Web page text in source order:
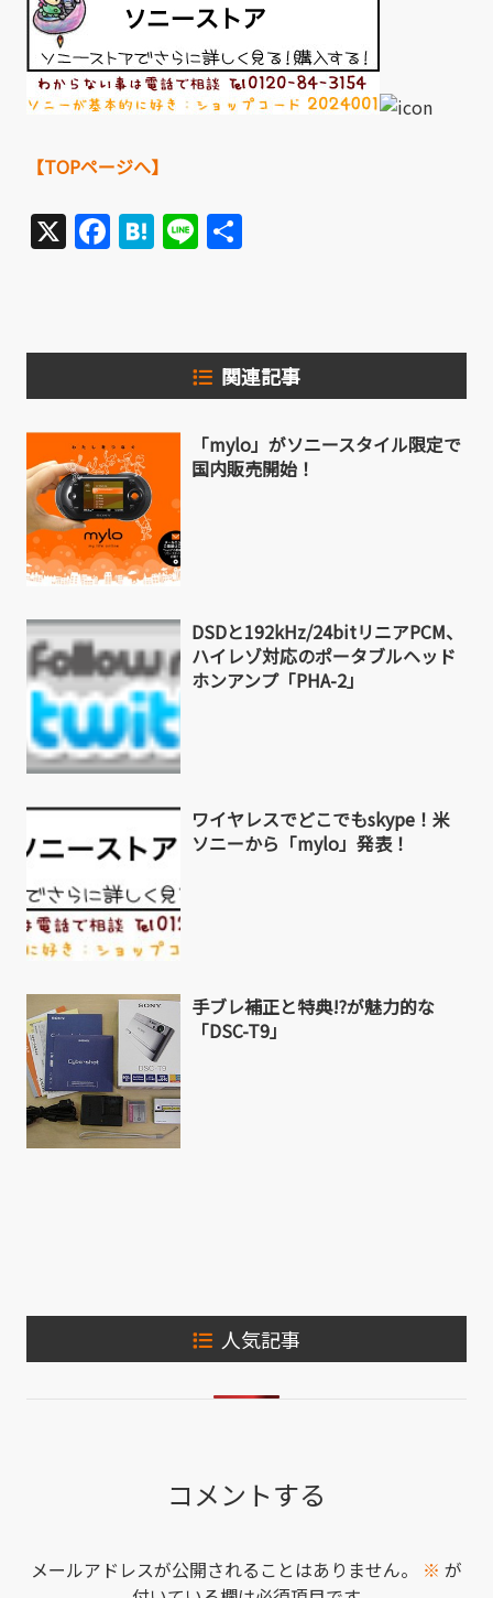
【TOPページへ】
X Facebook
Hatena
Line
関連記事
「mylo」がソニースタイル限定で
国内販売開始！
DSDと192kHz/24bitリニアPCM、
ハイレゾ対応のポータブルヘッド
ホンアンプ「PHA-2」
ワイヤレスでどこでもskype！米
ソニーから「mylo」発表！
手ブレ補正と特典!?が魅力的な
「DSC-T9」
人気記事
コメントする
メールアドレスが公開されることはありません。 ※ が